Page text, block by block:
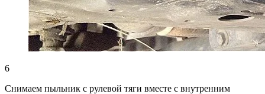
6
Снимаем пыльник с рулевой тяги вместе с внутренним